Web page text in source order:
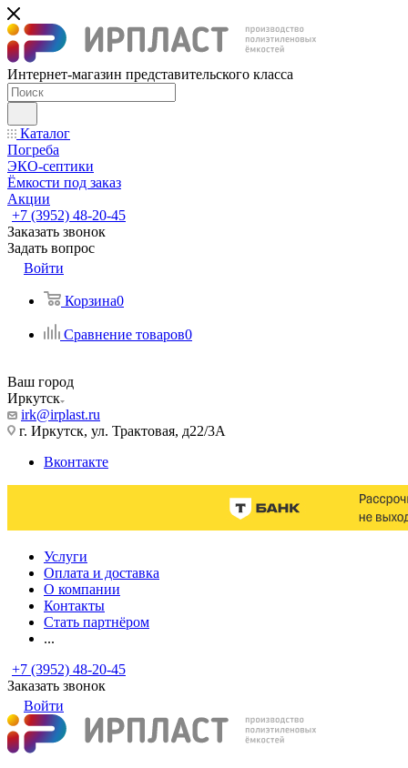
Интернет-магазин представительского класса
Каталог
Погреба
ЭКО-септики
Ёмкости под заказ
Акции
+7 (3952) 48-20-45
Заказать звонок
Задать вопрос
Войти
Корзина0
Сравнение товаров0
Ваш город
Иркутск
irk@irplast.ru
г. Иркутск, ул. Трактовая, д22/3А
Вконтакте
Услуги
Оплата и доставка
О компании
Контакты
Стать партнёром
...
+7 (3952) 48-20-45
Заказать звонок
Войти